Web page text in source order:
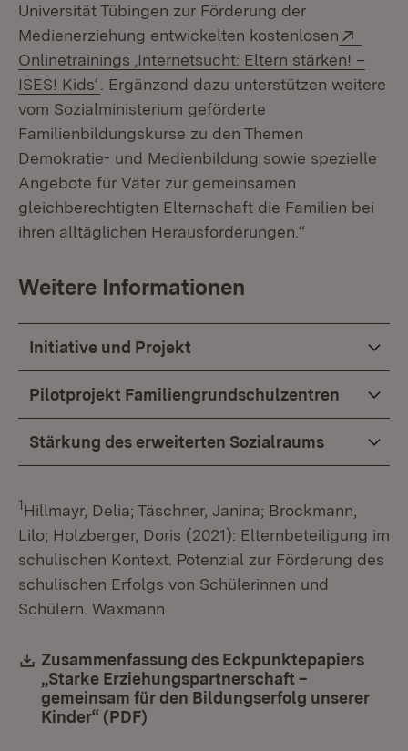
Universität Tübingen zur Förderung der
Medienerziehung entwickelten kostenlosen
Onlinetrainings ,Internetsucht: Eltern stärken! –
ISES! Kids‘ (Öffnet in neuem Fenster)
. Ergänzend dazu unterstützen weitere
vom Sozialministerium geförderte
Familienbildungskurse zu den Themen
Demokratie- und Medienbildung sowie spezielle
Angebote für Väter zur gemeinsamen
gleichberechtigten Elternschaft die Familien bei
ihren alltäglichen Herausforderungen.“
Weitere Informationen
Initiative und Projekt
Pilotprojekt Familiengrundschulzentren
Stärkung des erweiterten Sozialraums
1Hillmayr, Delia; Täschner, Janina; Brockmann,
Lilo; Holzberger, Doris (2021): Elternbeteiligung im
schulischen Kontext. Potenzial zur Förderung des
schulischen Erfolgs von Schülerinnen und
Schülern. Waxmann
Download:
Zusammenfassung des Eckpunktepapiers
„Starke Erziehungspartnerschaft –
gemeinsam für den Bildungserfolg unserer
Kinder“ (PDF)